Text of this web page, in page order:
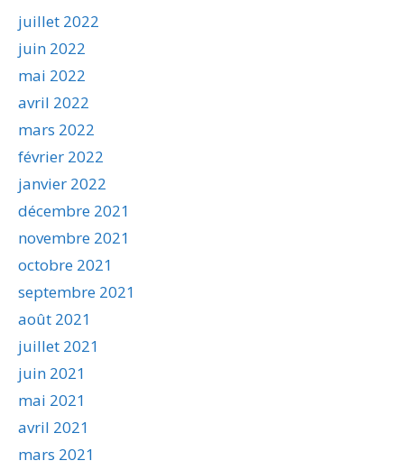
juillet 2022
juin 2022
mai 2022
avril 2022
mars 2022
février 2022
janvier 2022
décembre 2021
novembre 2021
octobre 2021
septembre 2021
août 2021
juillet 2021
juin 2021
mai 2021
avril 2021
mars 2021